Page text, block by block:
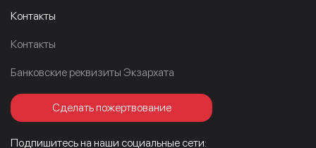
Контакты
Контакты
Банковские реквизиты Экзархата
Сделать пожертвование
Подпишитесь на наши социальные сети: